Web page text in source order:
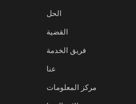
الحل
القضية
فريق الخدمة
عنا
مركز المعلومات